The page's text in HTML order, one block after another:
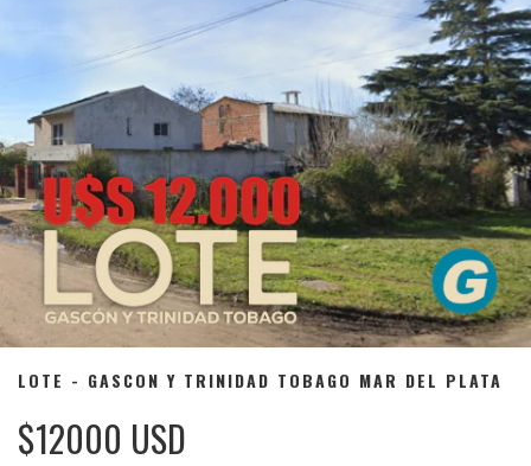
LOTE - GASCON Y TRINIDAD TOBAGO MAR DEL PLATA
$12000 USD